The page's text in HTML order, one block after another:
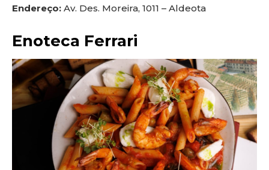
Endereço: Av. Des. Moreira, 1011 – Aldeota
Enoteca Ferrari